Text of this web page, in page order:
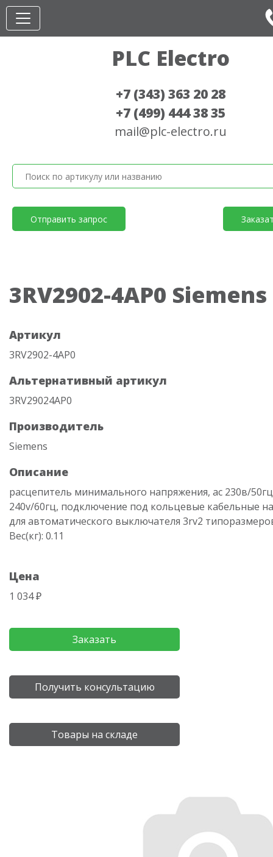
PLC Electro
+7 (343) 363 20 28
+7 (499) 444 38 35
mail@plc-electro.ru
Отправить запрос
3RV2902-4AP0 Siemens
Артикул
3RV2902-4AP0
Альтернативный артикул
3RV29024AP0
Производитель
Siemens
Описание
расцепитель минимального напряжения, ac 230в/
240v/60гц, подключение под кольцевые кабельные
для автоматического выключателя 3rv2
Вес(кг): 0.11
Цена
1 034 ₽
Заказать
Получить консультацию
Товары на складе